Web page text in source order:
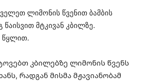
ლიმონის წვენით ბამბის
წაისვით მტკივან კბილზე.
წყლით.
კბილებზე ლიმონის წვენს
რადგან მისმა მჟავიანობამ